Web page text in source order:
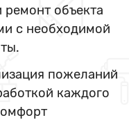
ремонт объекта
с необходимой
пожеланий
каждого